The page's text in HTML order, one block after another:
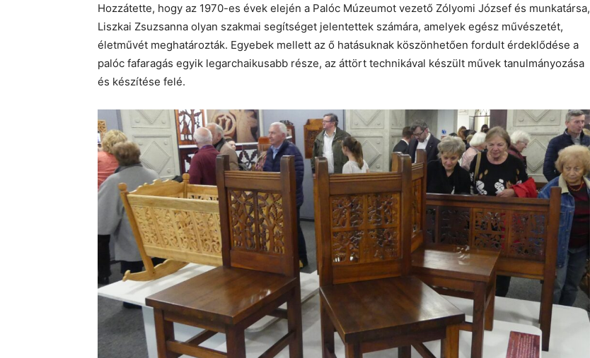
Hozzátette, hogy az 1970-es évek elején a Palóc Múzeumot vezető Zólyomi József és munkatársa,
Liszkai Zsuzsanna olyan szakmai segítséget jelentettek számára, amelyek egész művészetét,
életművét meghatározták. Egyebek mellett az ő hatásuknak köszönhetően fordult érdeklődése a
palóc fafaragás egyik legarchaikusabb része, az áttört technikával készült művek tanulmányozása
és készítése felé.